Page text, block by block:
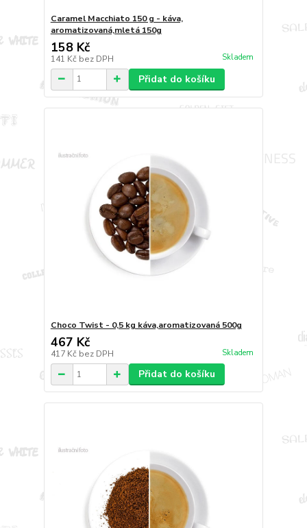
Caramel Macchiato 150 g - káva,
aromatizovaná,mletá 150g
158 Kč
141 Kč bez DPH Skladem
Přidat do košíku
Choco Twist - 0,5 kg káva,aromatizovaná 500g
467 Kč
417 Kč bez DPH Skladem
Přidat do košíku